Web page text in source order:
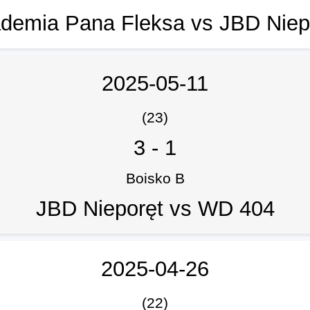
Pana Fleksa vs JBD
2025-05-11
(23)
3 - 1
Boisko B
JBD Nieporęt vs WD 404
2025-04-26
(22)